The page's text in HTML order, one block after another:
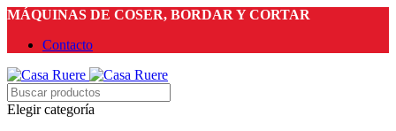
MÁQUINAS DE COSER, BORDAR Y CORTAR
Contacto
Elegir categoría